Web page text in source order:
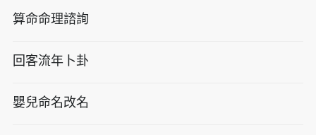
算命命理諮詢
回客流年卜卦
嬰兒命名改名